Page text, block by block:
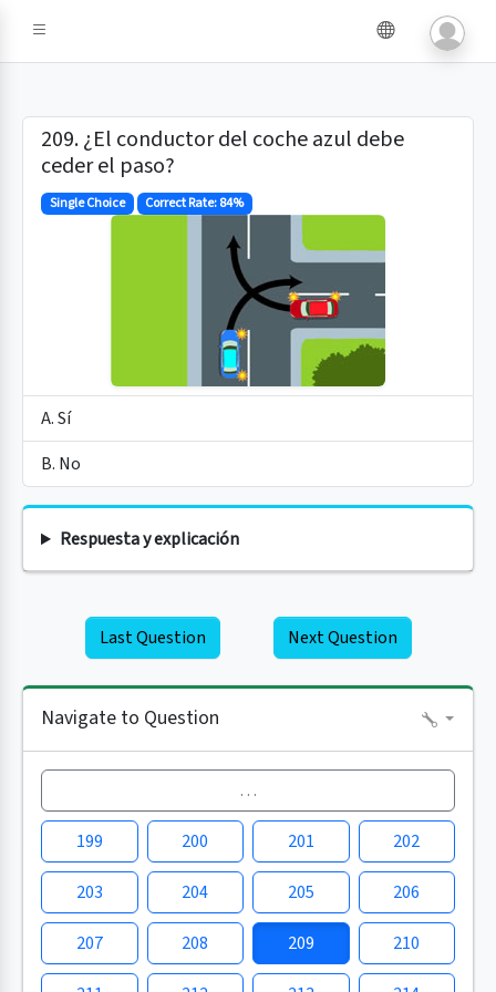
IA
209. ¿El conductor del coche azul debe
ceder el paso?
Single Choice Correct Rate: 84%
A. Sí
B. No
Respuesta y explicación
Last Question Next Question
Navigate to Question
…
199 200 201 202
203 204 205 206
207 208 209 210